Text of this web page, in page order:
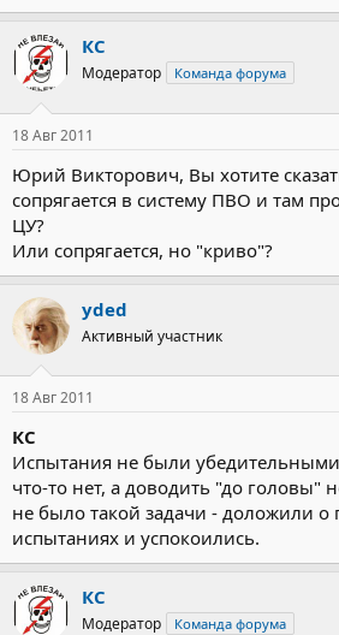
КС
Модератор Команда форума
18 Авг 2011
Юрий Викторович, Вы хотите
сопрягается в систему ПВО и там
ЦУ?
Или сопрягается, но "криво"?
yded
Активный участник
18 Авг 2011
КС
Испытания не были
что-то нет, а доводить "до головы"
не было такой задачи - доложили о
испытаниях и успокоились.
КС
Модератор Команда форума